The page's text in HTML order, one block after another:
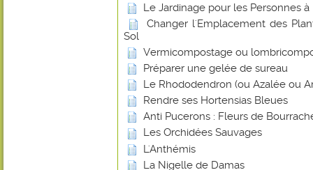
Le Jardinage pour les Personnes
Changer l'Emplacement des
Sol
Vermicompostage ou
Préparer une gelée de sureau
Le Rhododendron (ou Azalée ou
Rendre ses Hortensias Bleues
Anti Pucerons : Fleurs de
Les Orchidées Sauvages
L'Anthémis
La Nigelle de Damas